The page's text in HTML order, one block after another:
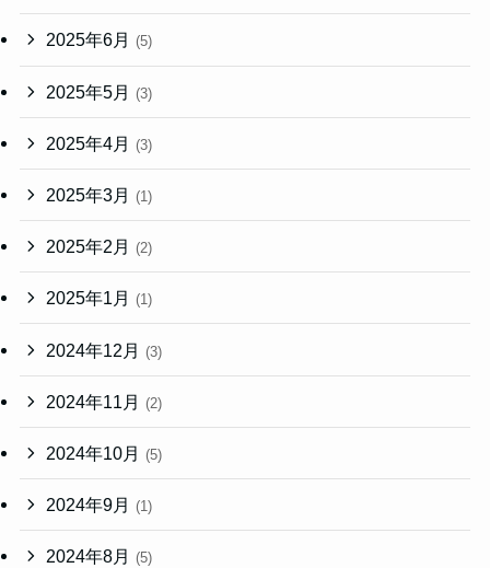
2025年6月 (5)
2025年5月 (3)
2025年4月 (3)
2025年3月 (1)
2025年2月 (2)
2025年1月 (1)
2024年12月 (3)
2024年11月 (2)
2024年10月 (5)
2024年9月 (1)
2024年8月 (5)